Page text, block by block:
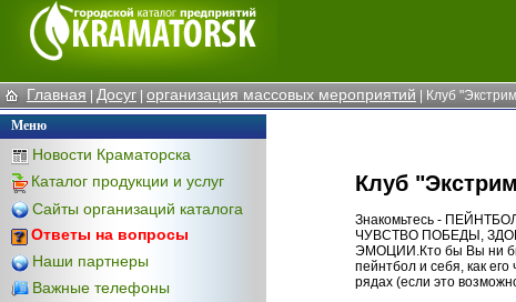
Главная | Досуг | организация массовых мероприятий | Клуб
Меню
Новости Краматорска
Каталог продукции и услуг
Сайты организаций каталога
Ответы на вопросы
Наши партнеры
Важные телефоны
Клуб
Знакомьтесь -
ЧУВСТВО ПОБЕДЫ,
ЭМОЦИИ.Кто бы Вы ни
пейнтбол и себя, как
рядах (если это